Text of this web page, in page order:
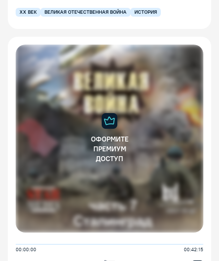
XX ВЕК ВЕЛИКАЯ ОТЕЧЕСТВЕННАЯ ВОЙНА ИСТОРИЯ
ОФОРМИТЕ
ПРЕМИУМ
ДОСТУП
00:00:00 00:42:15